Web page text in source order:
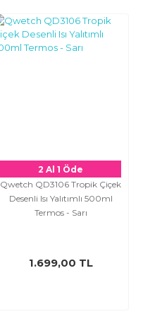
2 Al 1 Öde
Qwetch QD3106 Tropik Çiçek
Desenli Isı Yalıtımlı 500ml
Termos - Sarı
1.699,00 TL